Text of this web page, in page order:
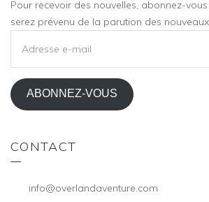
Pour recevoir des nouvelles, abonnez-
serez prévenu de la parution des
MAIL
ABONNEZ-VOUS
CONTACT
info@overlandaventure.com